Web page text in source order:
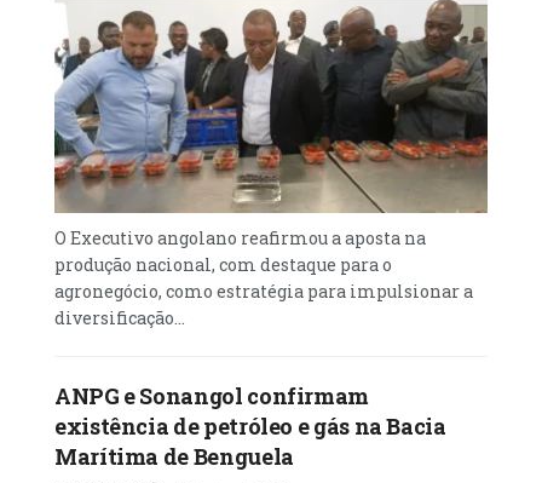
O Executivo angolano reafirmou a aposta na
produção nacional, com destaque para o
agronegócio, como estratégia para impulsionar a
diversificação...
ANPG e Sonangol confirmam
existência de petróleo e gás na Bacia
Marítima de Benguela